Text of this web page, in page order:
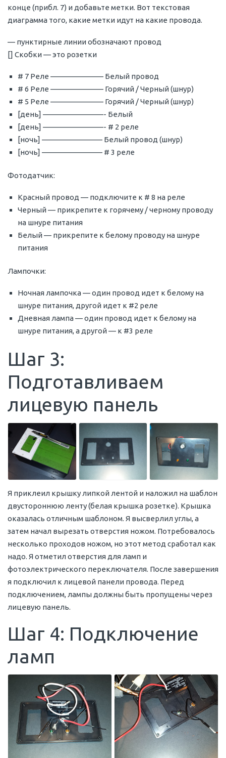
конце (прибл. 7) и добавьте метки. Вот текстовая
диаграмма того, какие метки идут на какие провода.
— пунктирные линии обозначают провод
[] Скобки — это розетки
# 7 Реле ——————— Белый провод
# 6 Реле ——————— Горячий / Черный (шнур)
# 5 Реле ——————— Горячий / Черный (шнур)
[день] ————————- Белый
[день] ————————- # 2 реле
[ночь] ———————— Белый провод (шнур)
[ночь] ———————— # 3 реле
Фотодатчик:
Красный провод — подключите к # 8 на реле
Черный — прикрепите к горячему / черному проводу
на шнуре питания
Белый — прикрепите к белому проводу на шнуре
питания
Лампочки:
Ночная лампочка — один провод идет к белому на
шнуре питания, другой идет к #2 реле
Дневная лампа — один провод идет к белому на
шнуре питания, а другой — к #3 реле
Шаг 3:
Подготавливаем
лицевую панель
Я приклеил крышку липкой лентой и наложил на шаблон
двустороннюю ленту (белая крышка розетке). Крышка
оказалась отличным шаблоном. Я высверлил углы, а
затем начал вырезать отверстия ножом. Потребовалось
несколько проходов ножом, но этот метод сработал как
надо. Я отметил отверстия для ламп и
фотоэлектрического переключателя. После завершения
я подключил к лицевой панели провода. Перед
подключением, лампы должны быть пропущены через
лицевую панель.
Шаг 4: Подключение
ламп